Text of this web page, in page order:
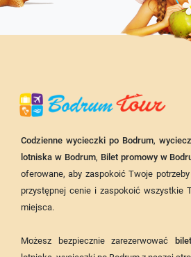
Codzienne wycieczki po Bodrum,
lotniska w Bodrum, Bilet promowy w
oferowane, aby zaspokoić Twoje
przystępnej cenie i zaspokoić wszystkie
miejsca.
Możesz bezpiecznie zarezerwować